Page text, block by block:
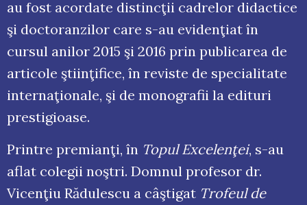
au fost acordate distincţii cadrelor didactice
şi doctoranzilor care s-au evidenţiat în
cursul anilor 2015 şi 2016 prin publicarea de
articole ştiinţifice, în reviste de specialitate
internaţionale, şi de monografii la edituri
prestigioase.
Printre premianţi, în Topul Excelenţei, s-au
aflat colegii noştri. Domnul profesor dr.
Vicenţiu Rădulescu a câştigat Trofeul de